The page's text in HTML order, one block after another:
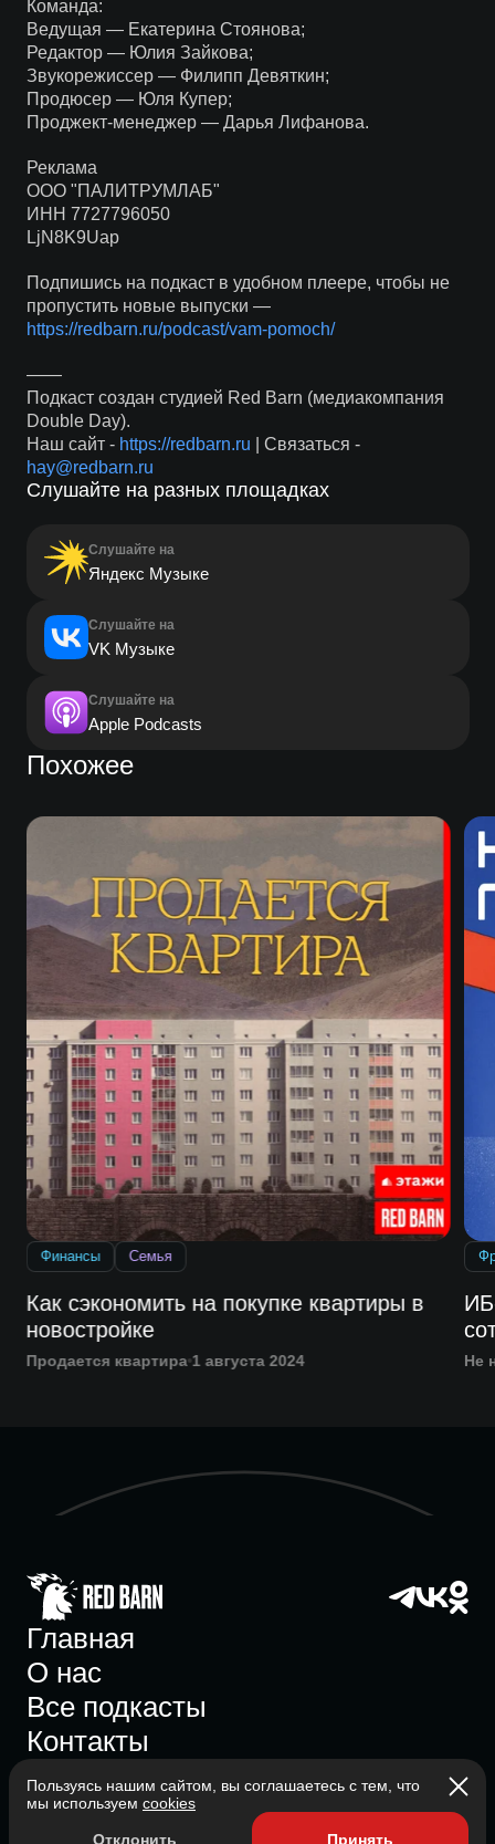
Команда:
Ведущая — Екатерина Стоянова;
Редактор — Юлия Зайкова;
Звукорежиссер — Филипп Девяткин;
Продюсер — Юля Купер;
Проджект-менеджер — Дарья Лифанова.
Реклама
ООО "ПАЛИТРУМЛАБ"
ИНН 7727796050
LjN8K9Uap
Подпишись на подкаст в удобном плеере, чтобы не
пропустить новые выпуски —
https://redbarn.ru/podcast/vam-pomoch/
——
Подкаст создан студией Red Barn (медиакомпания
Double Day).
Наш сайт - https://redbarn.ru | Связаться -
hay@redbarn.ru
Слушайте на разных площадках
Слушайте на
Яндекс Музыке
Слушайте на
VK Музыке
Слушайте на
Apple Podcasts
Похожее
Финансы Семья
Как сэкономить на покупке квартиры в
новостройке
Продается квартира 1 августа 2024 Не
Главная
О нас
Все подкасты
Контакты
Пользуясь нашим сайтом, вы соглашаетесь с тем, что
мы используем cookies
Отклонить Принять